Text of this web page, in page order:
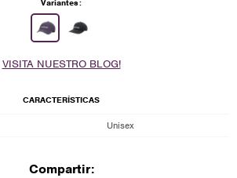
Variantes:
VISITA NUESTRO BLOG!
CARACTERÍSTICAS
Unisex
Compartir: